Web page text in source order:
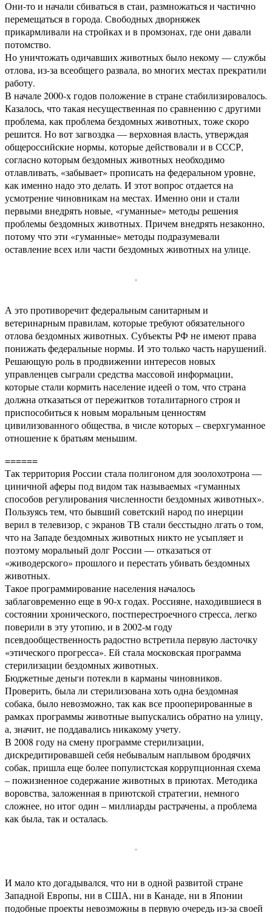
Они-то и начали сбиваться в стаи, размножаться и частично
перемещаться в города. Свободных дворняжек
прикармливали на стройках и в промзонах, где они давали
потомство.
Но уничтожать одичавших животных было некому — службы
отлова, из-за всеобщего развала, во многих местах прекратили
работу.
В начале 2000-х годов положение в стране стабилизировалось.
Казалось, что такая несущественная по сравнению с другими
проблема, как проблема бездомных животных, тоже скоро
решится. Но вот загвоздка — верховная власть, утверждая
общероссийские нормы, которые действовали и в СССР,
согласно которым бездомных животных необходимо
отлавливать, «забывает» прописать на федеральном уровне,
как именно надо это делать. И этот вопрос отдается на
усмотрение чиновникам на местах. Именно они и стали
первыми внедрять новые, «гуманные» методы решения
проблемы бездомных животных. Причем внедрять незаконно,
потому что эти «гуманные» методы подразумевали
оставление всех или части бездомных животных на улице.
А это противоречит федеральным санитарным и
ветеринарным правилам, которые требуют обязательного
отлова бездомных животных. Субъекты РФ не имеют права
понижать федеральные нормы. И это только часть нарушений.
Решающую роль в продвижении интересов новых
управленцев сыграли средства массовой информации,
которые стали кормить население идеей о том, что страна
должна отказаться от пережитков тоталитарного строя и
приспособиться к новым моральным ценностям
цивилизованного общества, в числе которых – сверхгуманное
отношение к братьям меньшим.
======
Так территория России стала полигоном для зоолохотрона —
циничной аферы под видом так называемых «гуманных
способов регулирования численности бездомных животных».
Пользуясь тем, что бывший советский народ по инерции
верил в телевизор, с экранов ТВ стали бесстыдно лгать о том,
что на Западе бездомных животных никто не усыпляет и
поэтому моральный долг России — отказаться от
«живодерского» прошлого и перестать убивать бездомных
животных.
Такое программирование населения началось
заблаговременно еще в 90-х годах. Россияне, находившиеся в
состоянии хронического, постперестроечного стресса, легко
поверили в эту утопию, и в 2002-м году
псевдообщественность радостно встретила первую ласточку
«этического прогресса». Ей стала московская программа
стерилизации бездомных животных.
Бюджетные деньги потекли в карманы чиновников.
Проверить, была ли стерилизована хоть одна бездомная
собака, было невозможно, так как все прооперированные в
рамках программы животные выпускались обратно на улицу,
а, значит, не поддавались никакому учету.
В 2008 году на смену программе стерилизации,
дискредитировавшей себя небывалым наплывом бродячих
собак, пришла еще более популистская коррупционная схема
– пожизненное содержание животных в приютах. Методика
воровства, заложенная в приютской стратегии, немного
сложнее, но итог один – миллиарды растрачены, а проблема
как была, так и осталась.
И мало кто догадывался, что ни в одной развитой стране
Западной Европы, ни в США, ни в Канаде, ни в Японии
подобные проекты невозможны в первую очередь из-за своей